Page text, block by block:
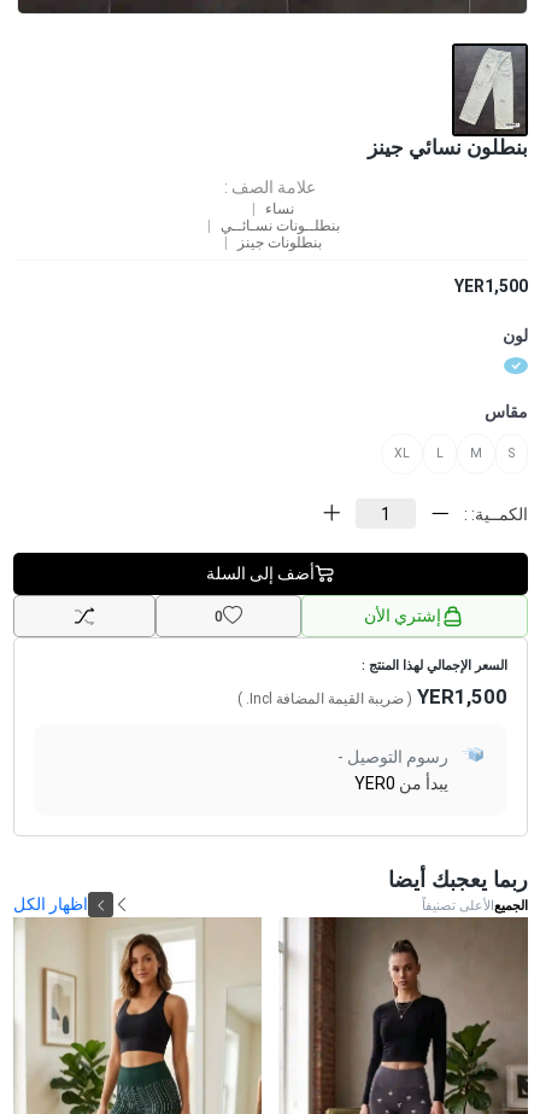
بنطلون نسائي جينز
علامة الصف :
نساء
بنطلــونات نسـائــي
بنطلونات جينز
YER1,500
لون
مقاس
S
M
L
XL
الكمــية: :
أضف إلى السلة
إشتري الأن 0
السعر الإجمالي لهذا المنتج :
YER1,500 ( ضريبة القيمة المضافة Incl.
)
رسوم التوصيل -
يبدأ من YER0
ربما يعجبك أيضا
الجميع الأعلى تصنيفاً اظهار الكل